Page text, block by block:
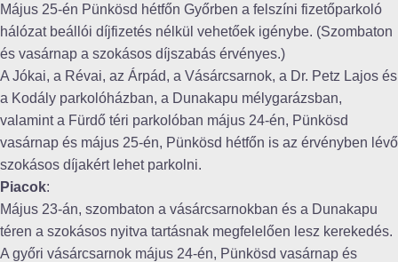
Május 25-én Pünkösd hétfőn Győrben a felszíni fizetőparkoló
hálózat beállói díjfizetés nélkül vehetőek igénybe. (Szombaton
és vasárnap a szokásos díjszabás érvényes.)
A Jókai, a Révai, az Árpád, a Vásárcsarnok, a Dr. Petz Lajos és
a Kodály parkolóházban, a Dunakapu mélygarázsban,
valamint a Fürdő téri parkolóban május 24-én, Pünkösd
vasárnap és május 25-én, Pünkösd hétfőn is az érvényben lévő
szokásos díjakért lehet parkolni.
Piacok:
Május 23-án, szombaton a vásárcsarnokban és a Dunakapu
téren a szokásos nyitva tartásnak megfelelően lesz kerekedés.
A győri vásárcsarnok május 24-én, Pünkösd vasárnap és